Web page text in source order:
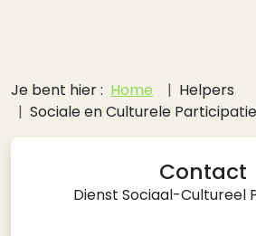
Kruimelpad
Je bent hier : Home
Helpers
Sociale en Culturele Participatie
Contact
Dienst Sociaal-Cultureel